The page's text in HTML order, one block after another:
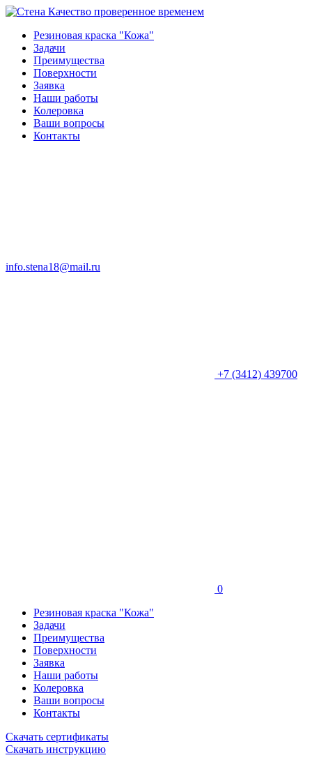
Качество проверенное временем
Резиновая краска "Кожа"
Задачи
Преимущества
Поверхности
Заявка
Наши работы
Колеровка
Ваши вопросы
Контакты
info.stena18@mail.ru
+7 (3412) 439700
0
Резиновая краска "Кожа"
Задачи
Преимущества
Поверхности
Заявка
Наши работы
Колеровка
Ваши вопросы
Контакты
Скачать сертификаты
Скачать инструкцию